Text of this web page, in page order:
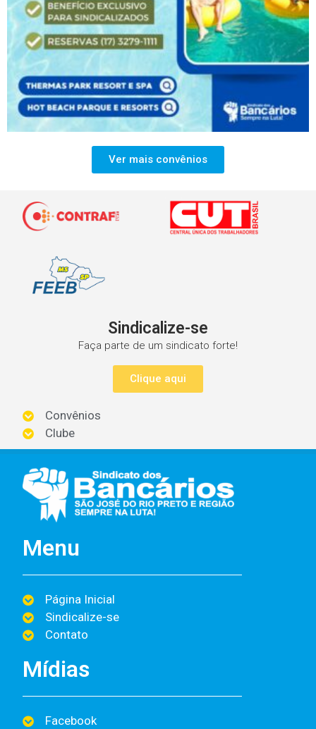
Ver mais convênios
Sindicalize-se
Faça parte de um sindicato forte!
Clique aqui
Convênios
Clube
Menu
Página Inicial
Sindicalize-se
Contato
Mídias
Facebook